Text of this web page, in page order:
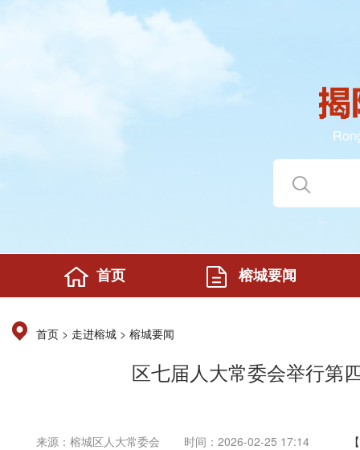
首页 榕城要闻
首页 > 走进榕城 > 榕城要闻
区七届人大常委会举行第
来源：榕城区人大常委会 时间：2026-02-25 17:14